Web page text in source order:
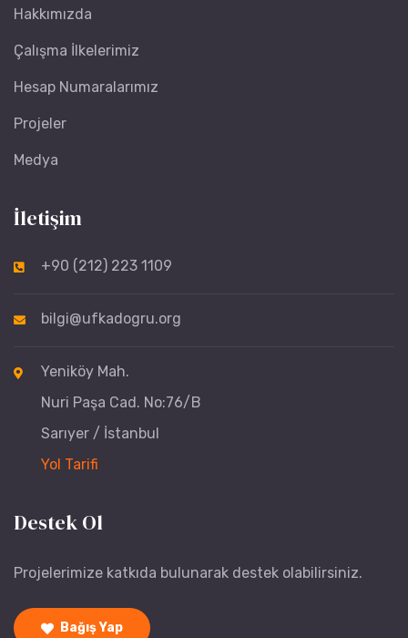
Hakkımızda
Çalışma İlkelerimiz
Hesap Numaralarımız
Projeler
Medya
İletişim
+90 (212) 223 1109
bilgi@ufkadogru.org
Yeniköy Mah.
Nuri Paşa Cad. No:76/B
Sarıyer / İstanbul
Yol Tarifi
Destek Ol
Projelerimize katkıda bulunarak destek olabilirsiniz.
Bağış Yap